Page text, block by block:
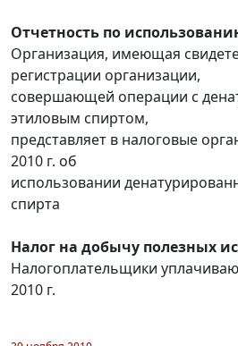
Отчетность по
Организация, имеющая
регистрации организации,
совершающей операции с
этиловым спиртом,
представляет в налоговые
2010 г. об
использовании
спирта
Налог на добычу полезных
Налогоплательщики
2010 г.